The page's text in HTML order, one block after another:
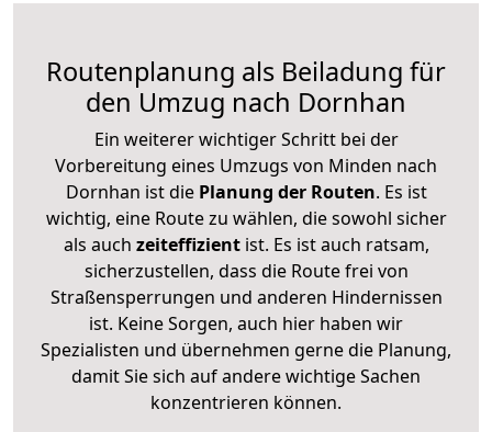
Routenplanung als Beiladung für
den Umzug nach Dornhan
Ein weiterer wichtiger Schritt bei der
Vorbereitung eines Umzugs von Minden nach
Dornhan ist diePlanung der Routen. Es ist
wichtig, eine Route zu wählen, die sowohl sicher
als auch zeiteffizientist. Es ist auch ratsam,
sicherzustellen, dass die Route frei von
Straßensperrungen und anderen Hindernissen
ist. Keine Sorgen, auch hier haben wir
Spezialisten und übernehmen gerne die Planung,
damit Sie sich auf andere wichtige Sachen
konzentrieren können.